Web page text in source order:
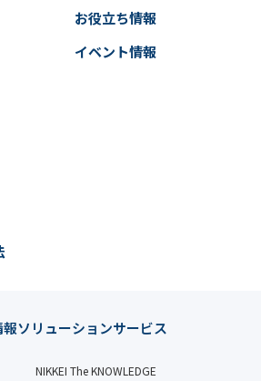
お役立ち情報
イベント情報
ソリューションサービス
NIKKEI The KNOWLEDGE